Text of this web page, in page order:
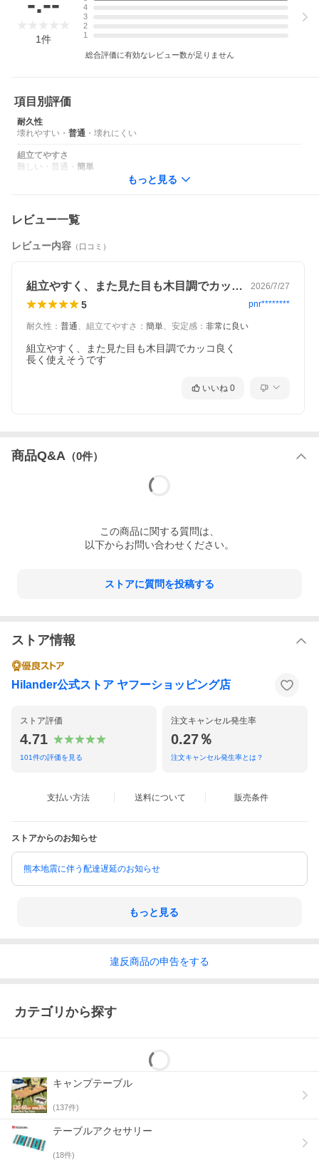
●※本製品を湿度の高い環境に長時間放置しないでください。膨張や変
形が発生する恐れがございます。
●※直射日光、雨風が当たる場所および、高温多湿になるところ避け屋
内の乾燥した場所に収納保管してください。
●※経年劣化により、木材の塗装が剥がれる恐れがあります。
HCJ-003
関連商品
対象ユーザー
ラー 一覧
ウン
1件
4
3
2
1
総合評価に有効なレビュー数が足りません
項目別評価
耐久性
壊れやすい ・ 普通 ・ 壊れにくい
組立てやすさ
難しい ・ 普通 ・ 簡単
もっと見る
レビュー一覧
レビュー内容 （口コミ）
組立やすく、また見た目も木目調でカッコ… 2026/7/27
5 pnr********
耐久性 ： 普通、 組立てやすさ ： 簡単、 安定感 ： 非常に良い
組立やすく、また見た目も木目調でカッコ良く
長く使えそうです
いいね 0
商品Q&A （0件）
この商品に関する質問は、
以下からお問い合わせください。
ストアに質問を投稿する
ストア情報
Hilander公式ストア ヤフーショッピング店
ストア評価
4.71
101件の評価を見る
注文キャンセル発生率
0.27％
注文キャンセル発生率とは？
支払い方法 送料について 販売条件
ストアからのお知らせ
熊本地震に伴う配達遅延のお知らせ
もっと見る
違反商品の申告をする
カテゴリから探す
キャンプテーブル
(137件)
テーブルアクセサリー
(18件)